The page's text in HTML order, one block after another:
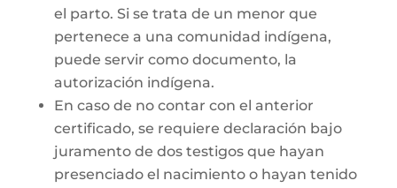
el parto. Si se trata de un menor que
pertenece a una comunidad indígena,
puede servir como documento, la
autorización indígena.
En caso de no contar con el anterior
certificado, se requiere declaración bajo
juramento de dos testigos que hayan
presenciado el nacimiento o hayan tenido